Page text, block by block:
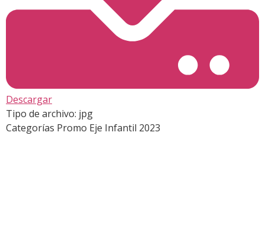
Descargar
Tipo de archivo: jpg
Categorías Promo Eje Infantil 2023